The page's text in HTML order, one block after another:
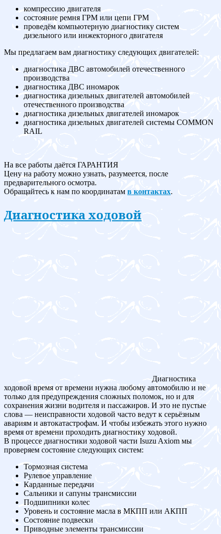
компрессию двигателя
состояние ремня ГРМ или цепи ГРМ
проведём компьютерную диагностику систем
дизельного или инжекторного двигателя
Мы предлагаем вам диагностику следующих двигателей:
диагностика ДВС автомобилей отечественного
производства
диагностика ДВС иномарок
диагностика дизельных двигателей автомобилей
отечественного производства
диагностика дизельных двигателей иномарок
диагностика дизельных двигателей системы COMMON
RAIL
На все работы даётся ГАРАНТИЯ
Цену на работу можно узнать, разумеется, после
предварительного осмотра.
Обращайтесь к нам по координатам в контактах.
Диагностика ходовой
Диагностика
ходовой время от времени нужна любому автомобилю и не
только для предупреждения сложных поломок, но и для
сохранения жизни водителя и пассажиров. И это не пустые
слова — неисправности ходовой часто ведут к серьёзным
авариям и автокатастрофам. И чтобы избежать этого нужно
время от времени проходить диагностику ходовой.
В процессе диагностики ходовой части Isuzu Axiom мы
проверяем состояние следующих систем:
Тормозная система
Рулевое управление
Карданные передачи
Сальники и сапуны трансмиссии
Подшипники колес
Уровень и состояние масла в МКПП или АКПП
Состояние подвески
Приводные элементы трансмиссии